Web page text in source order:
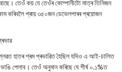
তেওঁ কয় যে তেওঁৰ কোম্পানীটো মাত্ৰ তিনিজন
কৰিবলৈ প্ৰায় ৩৫০জন ডেভেলপাৰৰ প্ৰয়োজন
হাতৰ শ্ৰম প্ৰভাৱিত হৈছিল যদিও এ আই-চালিত
পেলাব। তেওঁ অনুমান কৰিছে যে শীৰ্ষ ০.১%ত